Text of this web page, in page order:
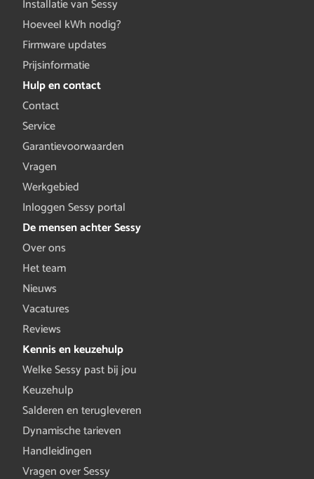
Installatie van Sessy
Hoeveel kWh nodig?
Firmware updates
Prijsinformatie
Hulp en contact
Contact
Service
Garantievoorwaarden
Vragen
Werkgebied
Inloggen Sessy portal
De mensen achter Sessy
Over ons
Het team
Nieuws
Vacatures
Reviews
Kennis en keuzehulp
Welke Sessy past bij jou
Keuzehulp
Salderen en terugleveren
Dynamische tarieven
Handleidingen
Vragen over Sessy